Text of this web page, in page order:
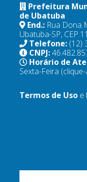
Prefeitura
de Ubatuba
End.: Rua Dona
Ubatuba-SP, CEP
Telefone: (12)
CNPJ:
Horário de
Sexta-Feira
Termos de Uso e